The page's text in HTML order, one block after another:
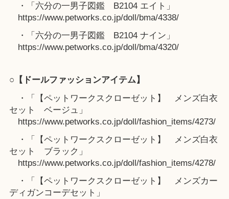
・「六分の一男子図鑑 B2104 エイト」
https://www.petworks.co.jp/doll/bma/4338/
・「六分の一男子図鑑 B2104 ナイン」
https://www.petworks.co.jp/doll/bma/4320/
○【ドールファッションアイテム】
・「【ペットワークスクローゼット】 メンズ白衣
セット ベージュ」
https://www.petworks.co.jp/doll/fashion_items/4273/
・「【ペットワークスクローゼット】 メンズ白衣
セット ブラック」
https://www.petworks.co.jp/doll/fashion_items/4278/
・「【ペットワークスクローゼット】 メンズカー
ディガンコーデセット」